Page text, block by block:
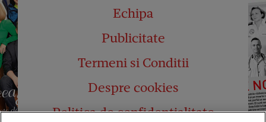
Echipa
Publicitate
Termeni si Conditii
Despre cookies
Politica de confidențialitate